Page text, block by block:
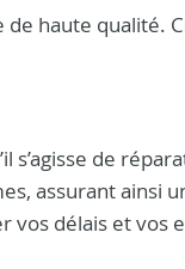
haute qualité.
de
assurant ainsi
vos délais et vos